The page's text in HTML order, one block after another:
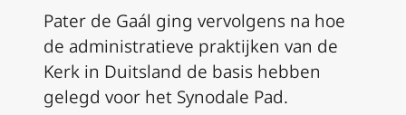
Pater de Gaál ging vervolgens na hoe
de administratieve praktijken van de
Kerk in Duitsland de basis hebben
gelegd voor het Synodale Pad.